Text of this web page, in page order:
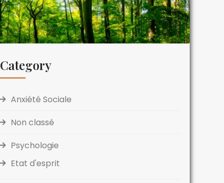
Category
Anxiété Sociale
Non classé
Psychologie
Etat d'esprit